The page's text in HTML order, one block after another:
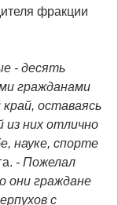
фракции
- десять
гражданами
оставаясь
них отлично
науке, спорте
- Пожелал
они граждане
с